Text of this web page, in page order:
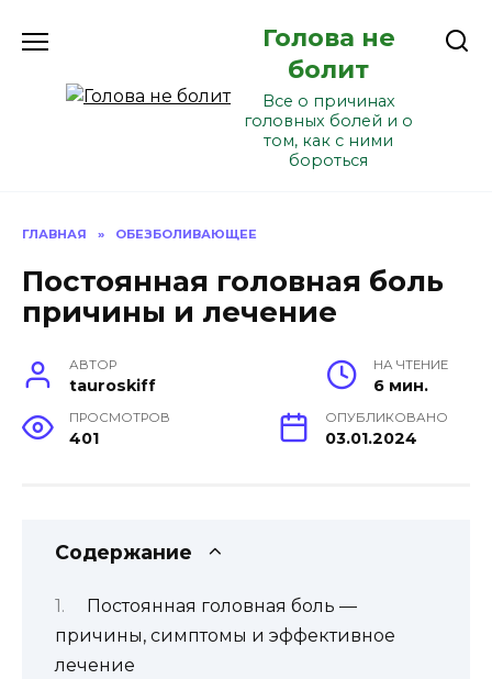
Голова не
болит
Все о причинах
головных болей и о
том, как с ними
бороться
ГЛАВНАЯ » ОБЕЗБОЛИВАЮЩЕЕ
Постоянная головная боль
причины и лечение
АВТОР
tauroskiff
НА ЧТЕНИЕ
6 мин.
ПРОСМОТРОВ
401
ОПУБЛИКОВАНО
03.01.2024
Содержание
Постоянная головная боль —
причины, симптомы и эффективное
лечение